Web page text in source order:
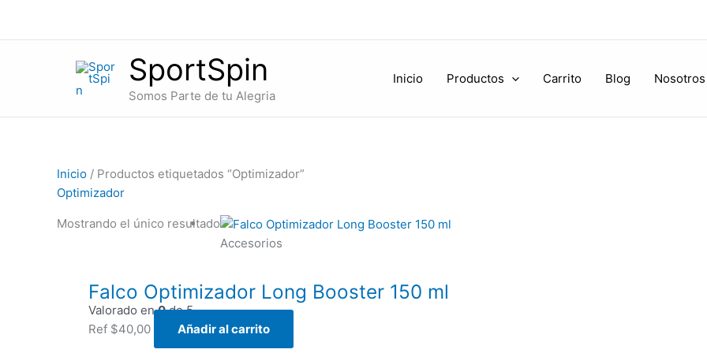
SportSpin
Somos Parte de tu Alegria
Inicio Productos Carrito Blog Nosotros
Inicio / Productos etiquetados “Optimizador”
Optimizador
Mostrando el único resultado
Accesorios
Falco Optimizador Long Booster 150 ml
Valorado en0de 5
Ref $40,00 Añadir al carrito